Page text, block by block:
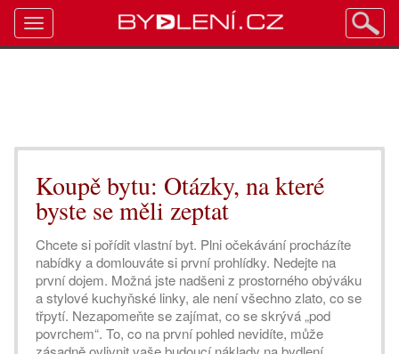
Koupě bytu: Otázky, na které
byste se měli zeptat
Chcete si pořídit vlastní byt. Plni očekávání procházíte
nabídky a domlouváte si první prohlídky. Nedejte na
první dojem. Možná jste nadšeni z prostorného obýváku
a stylové kuchyňské linky, ale není všechno zlato, co se
třpytí. Nezapomeňte se zajímat, co se skrývá „pod
povrchem“. To, co na první pohled nevidíte, může
Toggle
navigation